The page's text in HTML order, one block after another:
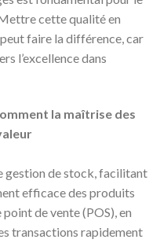
cette qualité en
faire la différence, car
l’excellence dans
la maîtrise des
gestion de stock, facilitant
efficace des produits
de vente (POS), en
transactions rapidement